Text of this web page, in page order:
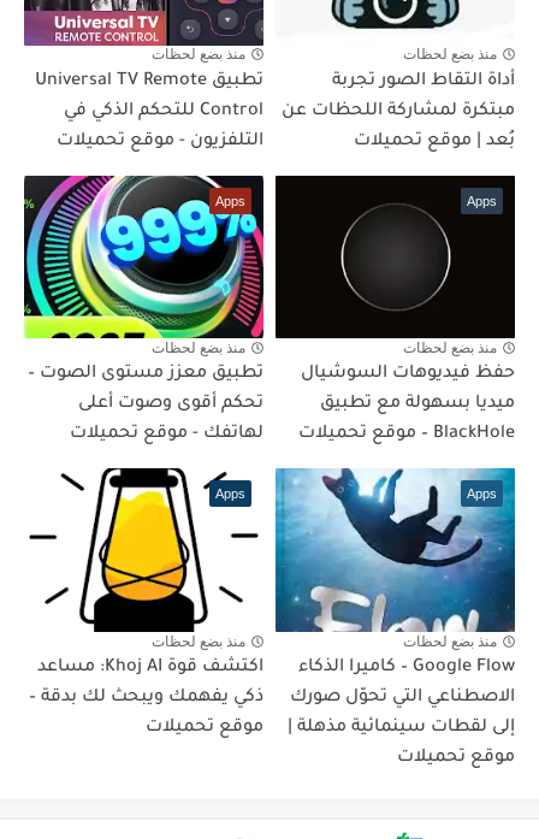
منذ بضع لحظات
أداة التقاط الصور تجربة
مبتكرة لمشاركة اللحظات عن
بُعد | موقع تحميلات
منذ بضع لحظات
تطبيق Universal TV Remote
Control للتحكم الذكي في
التلفزيون - موقع تحميلات
Apps
منذ بضع لحظات
حفظ فيديوهات السوشيال
ميديا بسهولة مع تطبيق
BlackHole – موقع تحميلات
Apps
منذ بضع لحظات
تطبيق معزز مستوى الصوت –
تحكم أقوى وصوت أعلى
لهاتفك - موقع تحميلات
Apps
منذ بضع لحظات
Google Flow – كاميرا الذكاء
الاصطناعي التي تحوّل صورك
إلى لقطات سينمائية مذهلة |
موقع تحميلات
Apps
منذ بضع لحظات
اكتشف قوة Khoj AI: مساعد
ذكي يفهمك ويبحث لك بدقة –
موقع تحميلات